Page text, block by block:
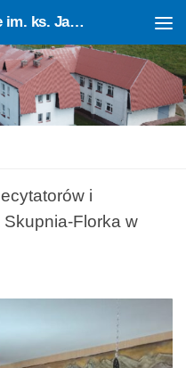
Szkoła Podstawowa w Orawce im. ks. Jana Sczechowicza
i
Florka w